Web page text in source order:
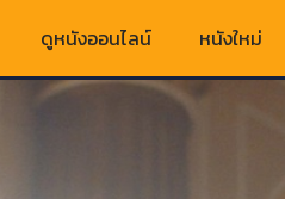
ดูหนังออนไลน์ หนังใหม่